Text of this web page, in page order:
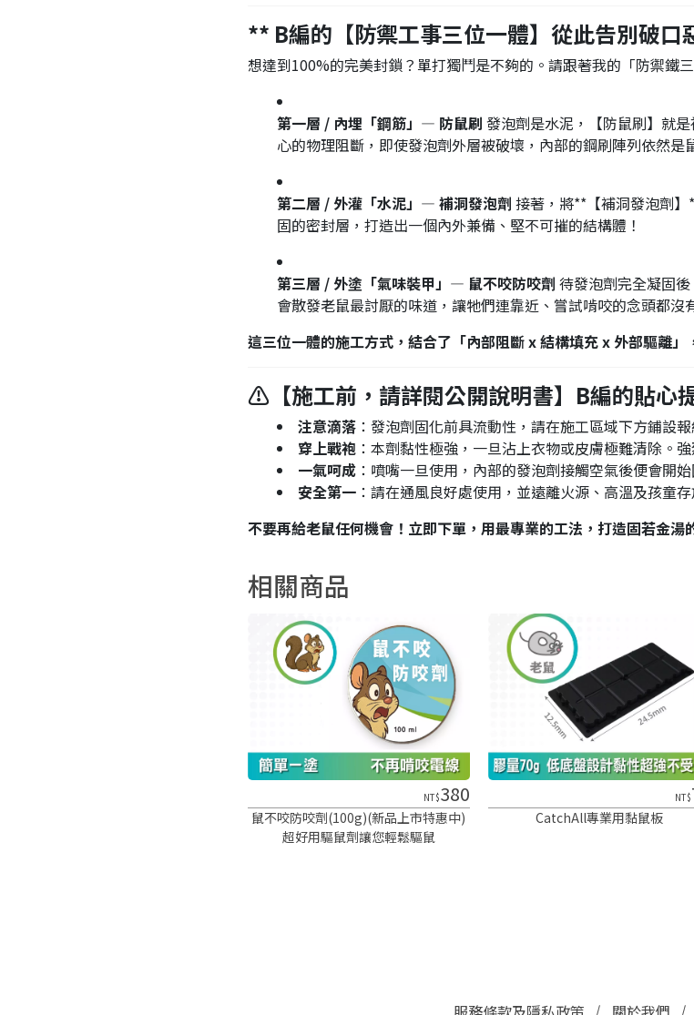
** B編的【防禦工事三位一體】從此告別破口
想達到100%的完美封鎖？單打獨鬥是不夠的。請跟著我的「防禦鐵
第一層 / 內埋「鋼筋」— 防鼠刷 發泡劑是水泥，【防鼠刷】就
心的物理阻斷，即使發泡劑外層被破壞，內部的鋼刷陣列依然是
第二層 / 外灌「水泥」— 補洞發泡劑 接著，將**【補洞發泡劑
固的密封層，打造出一個內外兼備、堅不可摧的結構體！
第三層 / 外塗「氣味裝甲」— 鼠不咬防咬劑 待發泡劑完全凝固
會散發老鼠最討厭的味道，讓牠們連靠近、嘗試啃咬的念頭都沒
這三位一體的施工方式，結合了「內部阻斷 x 結構填充 x 外部驅離」
⚠️【施工前，請詳閱公開說明書】B編的貼心
注意滴落：發泡劑固化前具流動性，請在施工區域下方鋪設
穿上戰袍：本劑黏性極強，一旦沾上衣物或皮膚極難清除。
一氣呵成：噴嘴一旦使用，內部的發泡劑接觸空氣後便會開
安全第一：請在通風良好處使用，並遠離火源、高溫及孩童存
不要再給老鼠任何機會！立即下單，用最專業的工法，打造固若金湯
相關商品
NT$380
鼠不咬防咬劑(100g)(新品上市特惠中)
超好用驅鼠劑讓您輕鬆驅鼠
NT$
CatchAll專業用黏鼠板